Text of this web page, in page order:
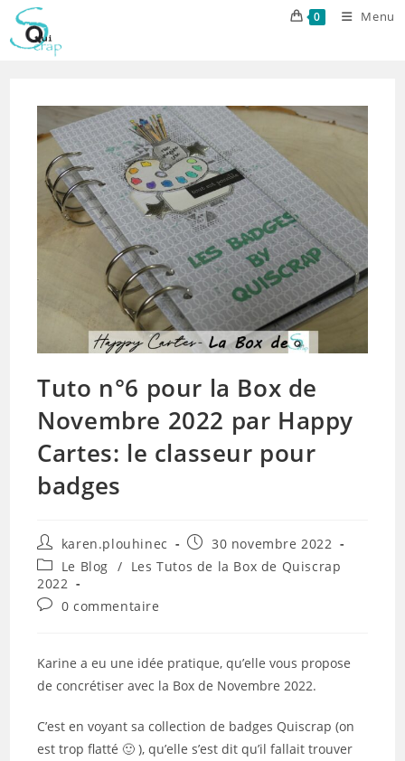
Skip
content
0 Menu
Tuto n°6 pour la Box de
Novembre 2022 par Happy
Cartes: le classeur pour
badges
Auteur/autrice
de
la
publication :
karen.plouhinec
Publication
publiée :
30 novembre 2022
Post
category:
Le Blog / Les Tutos de la Box de Quiscrap
2022
Commentaires
publication :
0 commentaire
Karine a eu une idée pratique, qu’elle vous propose
de concrétiser avec la Box de Novembre 2022.
C’est en voyant sa collection de badges Quiscrap (on
est trop flatté 🙂 ), qu’elle s’est dit qu’il fallait trouver